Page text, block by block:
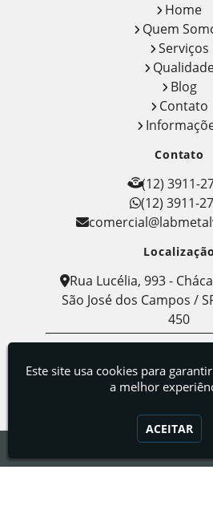
Home
Quem
Serviços
Blog
Contato
Contato
(12) 3911-
(12) 3911-
Localização
Rua Lucélia, 993 -
São José dos Campos /
450
Metalografia
Este site usa cookies para
a melhor
ACEITAR